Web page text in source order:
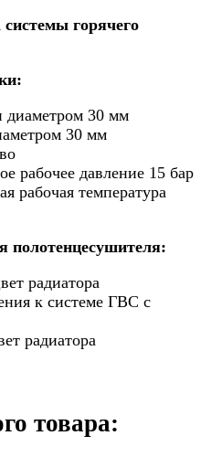
горячего
диаметром 30 мм
30 мм
рабочее давление 15 бар
рабочая температура
полотенцесушителя:
радиатора
к системе ГВС с
радиатора
товара: